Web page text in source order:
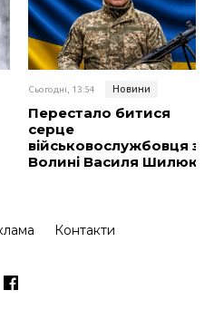
Сьогодні, 13:54 Новини
Перестало битися
серце
військовослужбовця з
Волині Василя Шилюка
Контакти